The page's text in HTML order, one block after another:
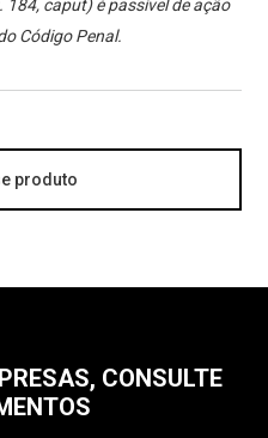
caput) é passível de ação
Código Penal.
produto
CONSULTE